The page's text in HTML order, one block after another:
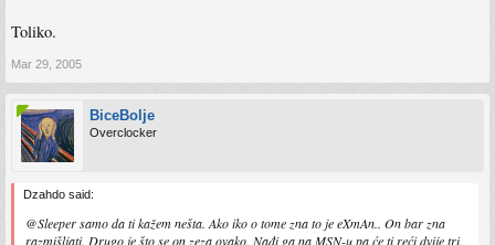
Toliko.
Mar 29, 2005
BiceBolje
Overclocker
Dzahdo said:
@Sleeper samo da ti kažem nešta. Ako iko o tome zna to je eXmAn.. On bar zna
razmišljati. Drugo je što se on zeza ovako. Nađi ga na MSN-u pa će ti reći dvije tri.